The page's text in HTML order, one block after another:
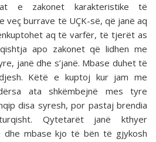
e zakonet karakteristike të
veç burrave të UÇK-së, që janë aq
aq të varfër, të tjerët as
apo zakonet që lidhen me
janë dhe s’janë. Mbase duhet të
Këtë e kuptoj kur jam me
ata shkëmbejnë mes tyre
disa syresh, por pastaj brendia
Qytetarët janë kthyer
dhe mbase kjo të bën të gjykosh